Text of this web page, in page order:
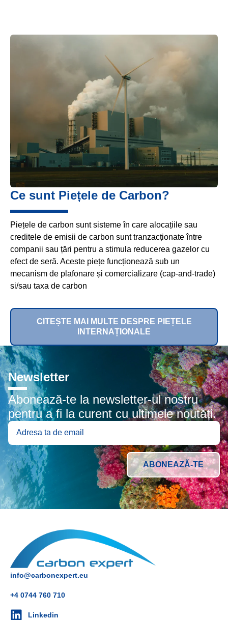
Ce sunt Piețele de Carbon?
Piețele de carbon sunt sisteme în care alocațiile sau
creditele de emisii de carbon sunt tranzacționate între
companii sau țări pentru a stimula reducerea gazelor cu
efect de seră. Aceste piețe funcționează sub un
mecanism de plafonare și comercializare (cap-and-trade)
si/sau taxa de carbon
CITEȘTE MAI MULTE DESPRE PIEȚELE
INTERNAȚIONALE
Newsletter
Abonează-te la newsletter-ul nostru
pentru a fi la curent cu ultimele noutăți.
info@carbonexpert.eu
+4 0744 760 710
Linkedin